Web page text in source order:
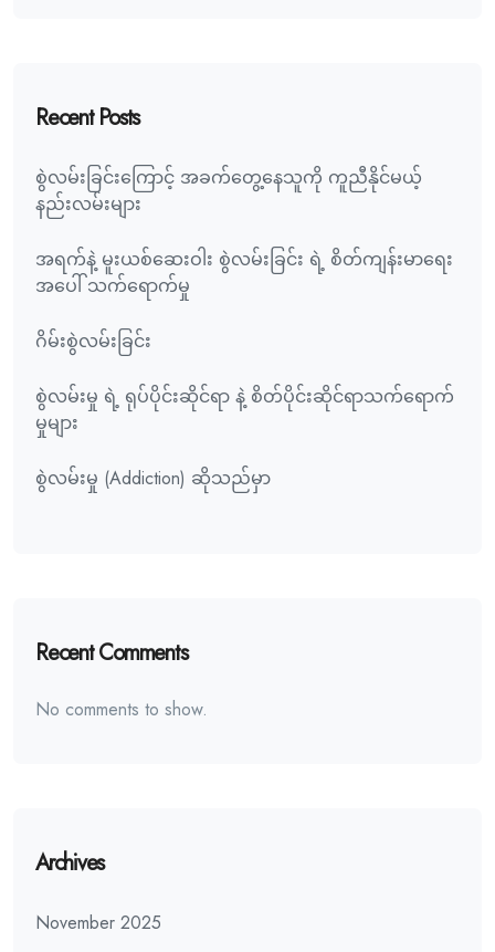
Recent Posts
စွဲလမ်းခြင်းကြောင့် အခက်တွေ့နေသူကို ကူညီနိုင်မယ့်
နည်းလမ်းများ
အရက်နဲ့ မူးယစ်ဆေးဝါး စွဲလမ်းခြင်း ရဲ့ စိတ်ကျန်းမာရေး
အပေါ် သက်ရောက်မှု
ဂိမ်းစွဲလမ်းခြင်း
စွဲလမ်းမှု ရဲ့ ရုပ်ပိုင်းဆိုင်ရာ နဲ့ စိတ်ပိုင်းဆိုင်ရာသက်ရောက်
မှုများ
စွဲလမ်းမှု (Addiction) ဆိုသည်မှာ
Recent Comments
No comments to show.
Archives
November 2025